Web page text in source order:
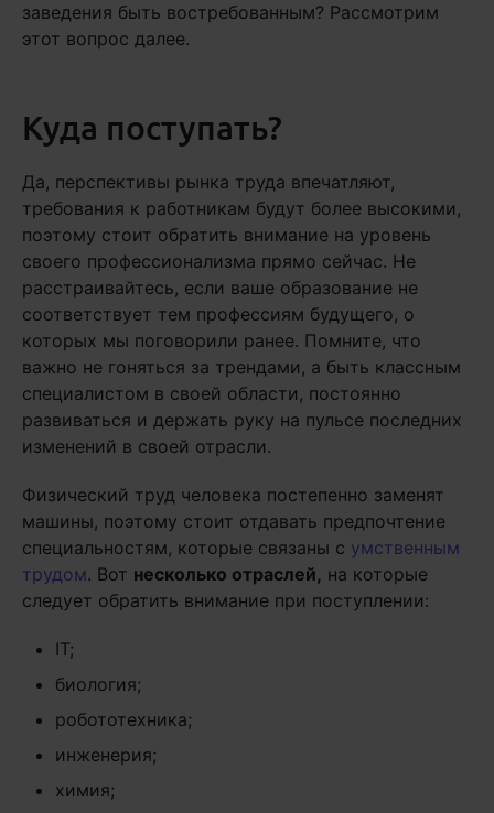
заведения быть востребованным? Рассмотрим
этот вопрос далее.
Куда поступать?
Да, перспективы рынка труда впечатляют,
требования к работникам будут более высокими,
поэтому стоит обратить внимание на уровень
своего профессионализма прямо сейчас. Не
расстраивайтесь, если ваше образование не
соответствует тем профессиям будущего, о
которых мы поговорили ранее. Помните, что
важно не гоняться за трендами, а быть классным
специалистом в своей области, постоянно
развиваться и держать руку на пульсе последних
изменений в своей отрасли.
Физический труд человека постепенно заменят
машины, поэтому стоит отдавать предпочтение
специальностям, которые связаны с умственным
трудом. Вот несколько отраслей, на которые
следует обратить внимание при поступлении:
IT;
биология;
робототехника;
инженерия;
химия;